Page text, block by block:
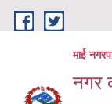
Skip to main content
माई
नगर